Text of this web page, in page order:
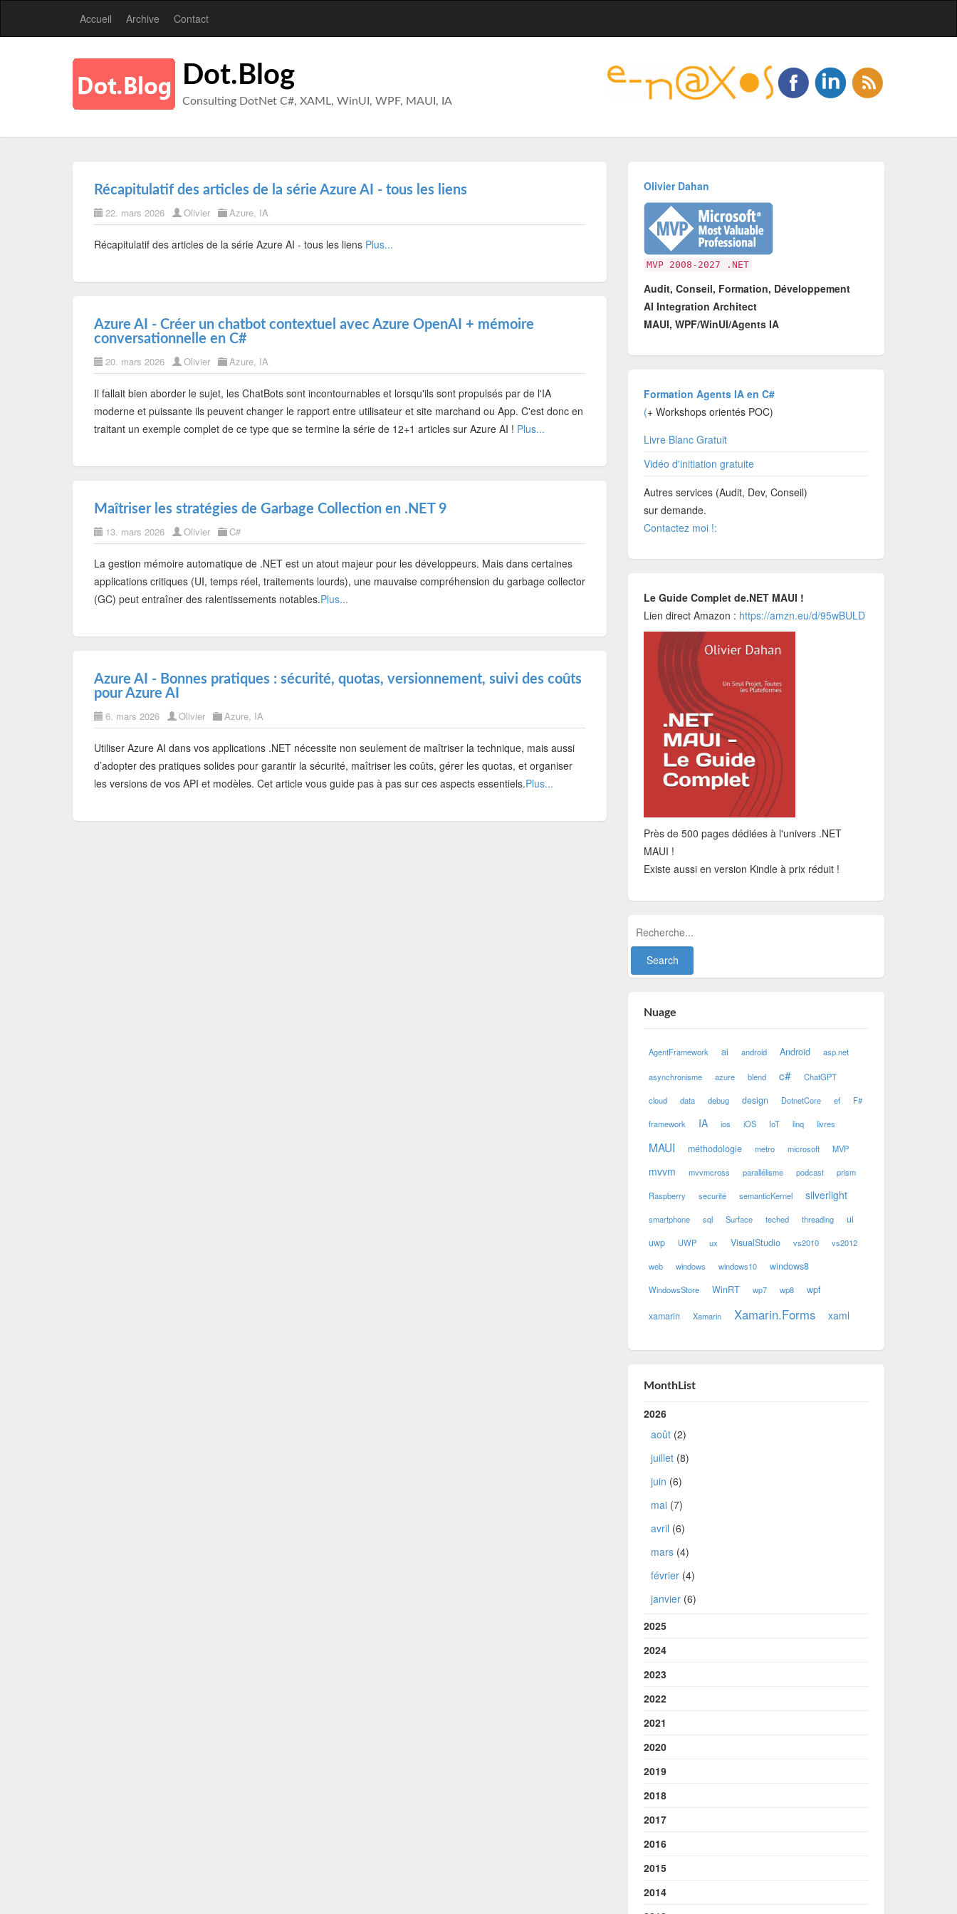
Accueil Archive Contact
Dot.Blog
Consulting DotNet C#, XAML, WinUI, WPF, MAUI, IA
Récapitulatif des articles de la série Azure AI - tous les liens
22. mars 2026 Olivier Azure, IA
Récapitulatif des articles de la série Azure AI - tous les liens Plus...
Azure AI - Créer un chatbot contextuel avec Azure OpenAI + mémoire
conversationnelle en C#
20. mars 2026 Olivier Azure, IA
Il fallait bien aborder le sujet, les ChatBots sont incontournables et lorsqu'ils sont propulsés par de l'IA
moderne et puissante ils peuvent changer le rapport entre utilisateur et site marchand ou App. C'est donc en
traitant un exemple complet de ce type que se termine la série de 12+1 articles sur Azure AI ! Plus...
Maîtriser les stratégies de Garbage Collection en .NET 9
13. mars 2026 Olivier C#
La gestion mémoire automatique de .NET est un atout majeur pour les développeurs. Mais dans certaines
applications critiques (UI, temps réel, traitements lourds), une mauvaise compréhension du garbage collector
(GC) peut entraîner des ralentissements notables.Plus...
Azure AI - Bonnes pratiques : sécurité, quotas, versionnement, suivi des coûts
pour Azure AI
6. mars 2026 Olivier Azure, IA
Utiliser Azure AI dans vos applications .NET nécessite non seulement de maîtriser la technique, mais aussi
d’adopter des pratiques solides pour garantir la sécurité, maîtriser les coûts, gérer les quotas, et organiser
les versions de vos API et modèles. Cet article vous guide pas à pas sur ces aspects essentiels.Plus...
Olivier Dahan
MVP 2008-2027 .NET
Audit, Conseil, Formation, Développement
AI Integration Architect
MAUI, WPF/WinUI/Agents IA
Formation Agents IA en C#
(+ Workshops orientés POC)
Livre Blanc Gratuit
Vidéo d'initiation gratuite
Autres services (Audit, Dev, Conseil)
sur demande.
Contactez moi !:
Le Guide Complet de.NET MAUI !
Lien direct Amazon : https://amzn.eu/d/95wBULD
Près de 500 pages dédiées à l'univers .NET
MAUI !
Existe aussi en version Kindle à prix réduit !
Nuage
AgentFramework ai android Android asp.net
asynchronisme azure blend c# ChatGPT
cloud data debug design DotnetCore ef F#
framework IA ios iOS IoT linq livres
MAUI méthodologie metro microsoft MVP
mvvm mvvmcross parallélisme podcast prism
Raspberry securité semanticKernel silverlight
smartphone sql Surface teched threading
ui
uwp
UWP ux VisualStudio vs2010 vs2012
web windows windows10 windows8
WindowsStore WinRT wp7 wp8 wpf
xamarin Xamarin Xamarin.Forms xaml
MonthList
2026
août(2)
juillet(8)
juin (6)
mai(7)
avril (6)
mars(4)
février(4)
janvier(6)
2025
2024
2023
2022
2021
2020
2019
2018
2017
2016
2015
2014